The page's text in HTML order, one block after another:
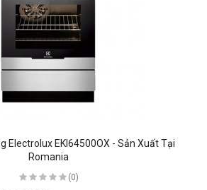
Electrolux EKI64500OX - Sản Xuất Tại
Romania
(0)